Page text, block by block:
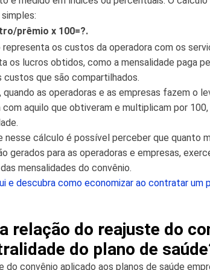
prêmio x 100=?.
representa os custos da operadora com os
os lucros obtidos, como a mensalidade paga
custos que são compartilhados.
as operadoras e as empresas fazem o
com aquilo que obtiveram e multiplicam por
nesse cálculo é possível perceber que quanto
gerados para as operadoras e empresas,
mensalidades do convênio.
e descubra como economizar ao contratar um
relação do reajuste do
do plano de
do convênio aplicado aos planos de saúde